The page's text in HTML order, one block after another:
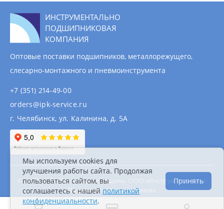
ИНСТРУМЕНТАЛЬНО
ПОДШИПНИКОВАЯ
КОМПАНИЯ
Оптовые поставки подшипников, металлорежущего,
слесарно-монтажного и пневмоинструмента
+7 (351) 214-49-00
orders@ipk-service.ru
г. Челябинск, ул. Калинина, д. 5А
© 2007 - 2026 Все права защищены. ООО «Инструментально-
Подшипниковая компания».
Информация на сайте не является публичной
Мы используем cookies для
улучшения работы сайта. Продолжая
пользоваться сайтом, вы
соглашаетесь с нашей политикой
конфиденциальности.
Принять